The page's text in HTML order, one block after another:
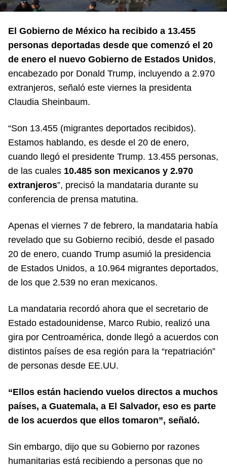
El Gobierno de México ha recibido a 13.455
personas deportadas desde que comenzó el 20
de enero el nuevo Gobierno de Estados Unidos,
encabezado por Donald Trump, incluyendo a 2.970
extranjeros, señaló este viernes la presidenta
Claudia Sheinbaum.
“Son 13.455 (migrantes deportados recibidos).
Estamos hablando, es desde el 20 de enero,
cuando llegó el presidente Trump. 13.455 personas,
de las cuales 10.485 son mexicanos y 2.970
extranjeros”, precisó la mandataria durante su
conferencia de prensa matutina.
Apenas el viernes 7 de febrero, la mandataria había
revelado que su Gobierno recibió, desde el pasado
20 de enero, cuando Trump asumió la presidencia
de Estados Unidos, a 10.964 migrantes deportados,
de los que 2.539 no eran mexicanos.
La mandataria recordó ahora que el secretario de
Estado estadounidense, Marco Rubio, realizó una
gira por Centroamérica, donde llegó a acuerdos con
distintos países de esa región para la “repatriación”
de personas desde EE.UU.
“Ellos están haciendo vuelos directos a muchos
países, a Guatemala, a El Salvador, eso es parte
de los acuerdos que ellos tomaron”, señaló.
Sin embargo, dijo que su Gobierno por razones
humanitarias está recibiendo a personas que no